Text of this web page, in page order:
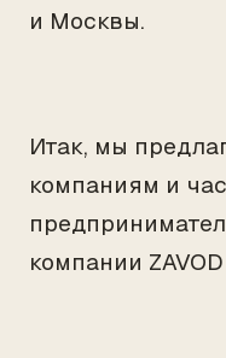
и Москвы.
Итак, мы
компаниям и
компании